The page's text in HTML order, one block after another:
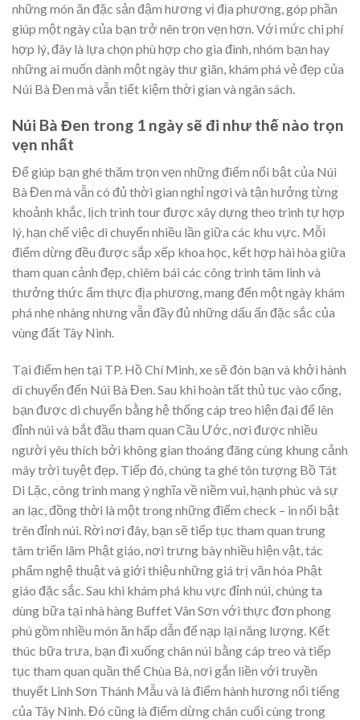
những món ăn đặc sản đậm hương vị địa phương, góp phần
giúp một ngày của bạn trở nên trọn vẹn hơn. Với mức chi phí
hợp lý, đây là lựa chọn phù hợp cho gia đình, nhóm bạn hay
những ai muốn dành một ngày thư giãn, khám phá vẻ đẹp của
Núi Bà Đen mà vẫn tiết kiệm thời gian và ngân sách.
Núi Bà Đen trong 1 ngày sẽ đi như thế nào trọn
vẹn nhất
Để giúp bạn ghé thăm trọn vẹn những điểm nổi bật của Núi
Bà Đen mà vẫn có đủ thời gian nghỉ ngơi và tận hưởng từng
khoảnh khắc, lịch trình tour được xây dựng theo trình tự hợp
lý, hạn chế việc di chuyển nhiều lần giữa các khu vực. Mỗi
điểm dừng đều được sắp xếp khoa học, kết hợp hài hòa giữa
tham quan cảnh đẹp, chiêm bái các công trình tâm linh và
thưởng thức ẩm thực địa phương, mang đến một ngày khám
phá nhẹ nhàng nhưng vẫn đầy đủ những dấu ấn đặc sắc của
vùng đất Tây Ninh.
Tại điểm hẹn tại TP. Hồ Chí Minh, xe sẽ đón bạn và khởi hành
di chuyển đến Núi Bà Đen. Sau khi hoàn tất thủ tục vào cổng,
bạn được di chuyển bằng hệ thống cáp treo hiện đại để lên
đỉnh núi và bắt đầu tham quan Cầu Ước, nơi được nhiều
người yêu thích bởi không gian thoáng đãng cùng khung cảnh
mây trời tuyệt đẹp. Tiếp đó, chúng ta ghé tôn tượng Bồ Tát
Di Lặc, công trình mang ý nghĩa về niềm vui, hạnh phúc và sự
an lạc, đồng thời là một trong những điểm check – in nổi bật
trên đỉnh núi. Rời nơi đây, bạn sẽ tiếp tục tham quan trung
tâm triển lãm Phật giáo, nơi trưng bày nhiều hiện vật, tác
phẩm nghệ thuật và giới thiệu những giá trị văn hóa Phật
giáo đặc sắc. Sau khi khám phá khu vực đỉnh núi, chúng ta
dùng bữa tại nhà hàng Buffet Vân Sơn với thực đơn phong
phú gồm nhiều món ăn hấp dẫn để nạp lại năng lượng. Kết
thúc bữa trưa, bạn đi xuống chân núi bằng cáp treo và tiếp
tục tham quan quần thể Chùa Bà, nơi gắn liền với truyền
thuyết Linh Sơn Thánh Mẫu và là điểm hành hương nổi tiếng
của Tây Ninh. Đó cũng là điểm dừng chân cuối cùng trong